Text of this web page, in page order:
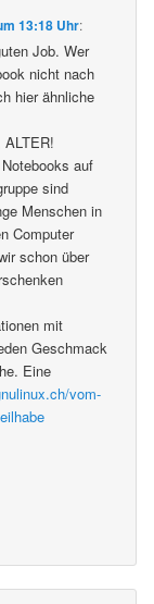
13:18 Uhr:
Job. Wer
nicht nach
hier ähnliche
auf
sind
Menschen in
Computer
schon über
mit
Geschmack
Eine
vom-